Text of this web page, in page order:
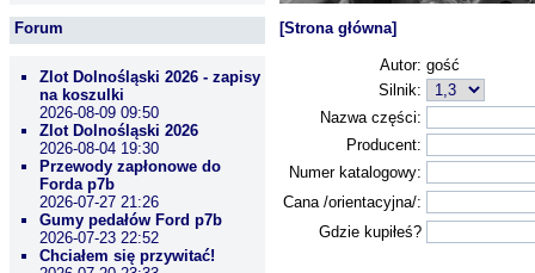
Forum
Zlot Dolnośląski 2026 - zapisy
na koszulki
2026-08-09 09:50
Zlot Dolnośląski 2026
2026-08-04 19:30
Przewody zapłonowe do
Forda p7b
2026-07-27 21:26
Gumy pedałów Ford p7b
2026-07-23 22:52
Chciałem się przywitać!
[Strona główna]
Autor: gość
Silnik:
Nazwa części:
Producent:
Numer katalogowy:
Cana /orientacyjna/:
Gdzie kupiłeś?